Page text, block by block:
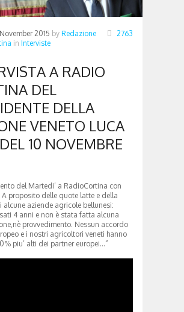
2015 by Redazione
in Interviste
2763
A RADIO
DEL
DELLA
VENETO LUCA
10 NOVEMBRE
del Martedi’ a RadioCortina con
A proposito delle quote latte e della
alcune aziende agricole bellunesi:
4 anni e non è stata fatta alcuna
provvedimento. Nessun accordo
e i nostri agricoltori veneti hanno
piu’ alti dei partner europei…”